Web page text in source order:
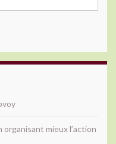
mieux l’action